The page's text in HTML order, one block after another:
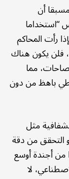
أن
“استخداما
رأت المحاكم
فلن يكون هناك
مما
باهظ من دون
مثل
التحقق من دقة
من أجندة أوسع
لا